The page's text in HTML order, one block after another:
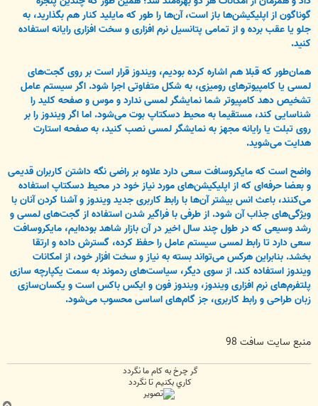
گوناگون از اپلیکیشن‌ها باز است، آن‌ها را طور که مایلید کنار هم بگذارید، به
جلو یا عقب برده و از تمامی پتانسیل نرم افزاری و سخت افزاری رایانه استفاده
کنید.
همان‌طور که قبلا هم اشاره کرده بودیم، ویندوز قرار است بر روی گجت‌های
لمسی یا کامپیوترهای رومیزی، به شکل متفاوتی اجرا شود. اگر سیستم عامل
تشخیص دهد کامپیوتر شما نمایشگر لمسی ندارد و موس و صفحه کلید را
شناسایی کند، مستقیما به محیط دسکتاپ بوت می‌شود. اما اگر ویندوز را بر
روی تبلت یا رایانه مجهز به نمایشگر لمسی نصب کنید، به صفحه استارت
هدایت می‌شوید.
واضح است که مایکروسافت سعی دارد علاوه بر راضی نگه داشتن کاربران قدیمی
و بعضا حرفه‌ای که از اپلیکیشن‌های مورد نیاز خود در محیط دسکتاپ استفاده
می‌کنند، باعث انس بیشتر آن‌ها با رابط کاربری جدید ویندوز و آشنا کردن آنان با
ویژگی‌های جذاب آن شود. از طرفی با فراگیر شدن استفاده از گجت‌های لمسی و
رشد وسیعی که در طول چند سال اخیر در آن بازار شاهد بوده‌ایم، مایکروسافت
سعی دارد تا رابط لمسی سیستم عامل را حفظ کرده، گسترش داده و ارتقا
بخشد. بنابراین هرکس می‌تواند بسته به نیاز و سخت افزار خود، از امکانات
ویندوز استفاده کند. از سوی دیگر، سیاست‌های ردموند به سمت یکپارچه سازی
پلتفرم‌های نرم افزاری ویندوز، ویندوز فون و ایکس باکس است و یکسان‌سازی
زبان طراحی و رابط کاربری، جز گام‌های اساسی محسوب می‌شود.
منبع سایت سافت 98
گر چرخ به كام ما نگردد
كاري بكنيم تا نگردد